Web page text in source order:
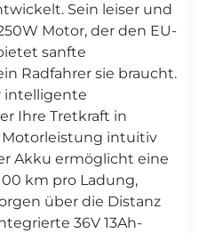
Sein leiser und
Motor, der den EU-
sanfte
Radfahrer sie braucht.
intelligente
Ihre Tretkraft in
intuitiv
Akku ermöglicht eine
km pro Ladung,
über die Distanz
36V 13Ah-